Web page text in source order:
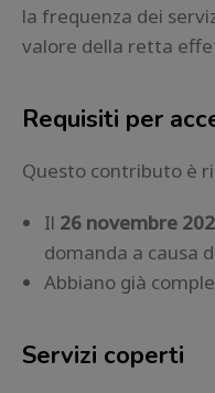
la frequenza dei
valore della retta
Requisiti per
Questo contributo è
Il 26 novembre
domanda a causa
Abbiano già
Servizi coperti